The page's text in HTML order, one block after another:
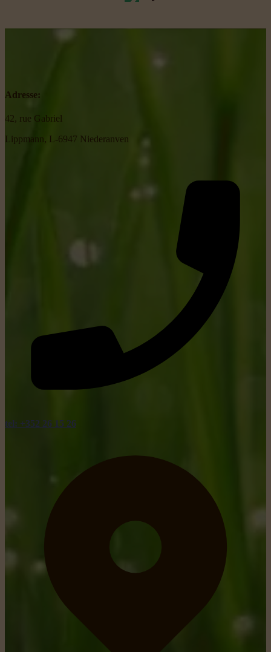
Adresse:
42, rue Gabriel
Lippmann, L-6947 Niederanven
tel: +352 26 15 26